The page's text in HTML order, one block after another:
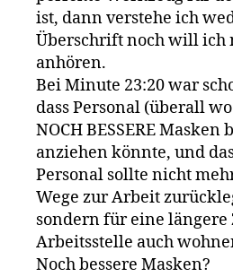
ist, dann verstehe ich
Überschrift noch will ich
anhören.
Bei Minute 23:20 war
dass Personal (überall
NOCH BESSERE
anziehen könnte, und
Personal sollte nicht
Wege zur Arbeit
sondern für eine
Arbeitsstelle auch
Noch bessere Masken?